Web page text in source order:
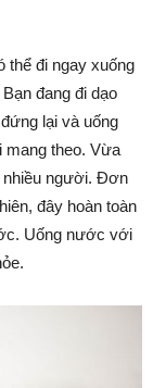
thể đi ngay xuống
đang đi dạo
lại và uống
theo. Vừa
nhiều người. Đơn
đây hoàn toàn
Uống nước với